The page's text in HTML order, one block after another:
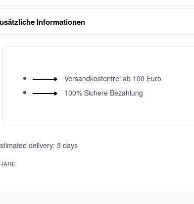
Informationen
Versandkostenfrei ab 100 Euro
100% Sichere Bezahlung
delivery: 3 days